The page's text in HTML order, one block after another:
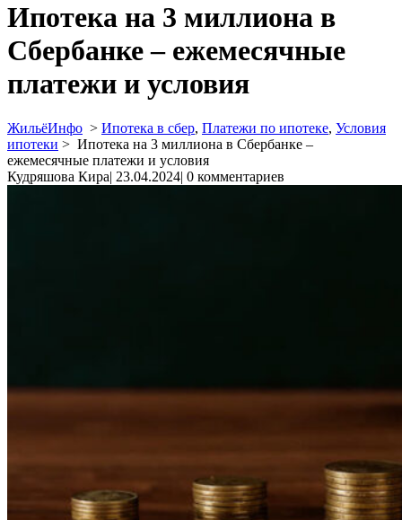
Ипотека на 3 миллиона в
Сбербанке – ежемесячные
платежи и условия
ЖильёИнфо > Ипотека в сбер, Платежи по ипотеке, Условия
ипотеки > Ипотека на 3 миллиона в Сбербанке –
ежемесячные платежи и условия
Кудряшова Кира| 23.04.2024| 0 комментариев